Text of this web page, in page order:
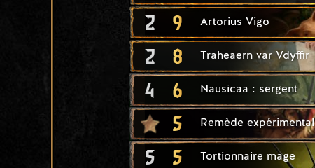
2 9 Artorius Vigo
2 8 Traheaern var Vdyffir
4 6 Nausicaa : sergent
5 Remède expérimental
5 5 Tortionnaire mage